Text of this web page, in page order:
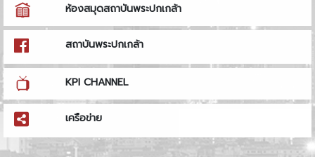
ห้องสมุดสถาบันพระปกเกล้า
สถาบันพระปกเกล้า
KPI CHANNEL
เครือข่าย